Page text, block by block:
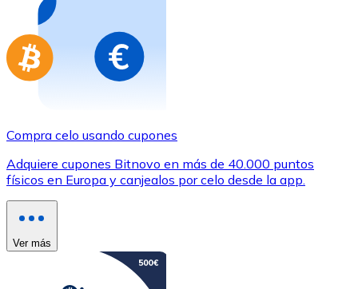
Ir a la tienda de tarjetas regalo
Compra celo usando cupones
Adquiere cupones Bitnovo en más de 40.000 puntos
físicos en Europa y canjealos por celo desde la app.
Ver más